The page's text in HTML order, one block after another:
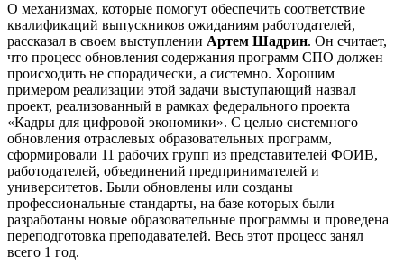
О механизмах, которые помогут обеспечить соответствие
квалификаций выпускников ожиданиям работодателей,
рассказал в своем выступлении Артем Шадрин. Он считает,
что процесс обновления содержания программ СПО должен
происходить не спорадически, а системно. Хорошим
примером реализации этой задачи выступающий назвал
проект, реализованный в рамках федерального проекта
«Кадры для цифровой экономики». С целью системного
обновления отраслевых образовательных программ,
сформировали 11 рабочих групп из представителей ФОИВ,
работодателей, объединений предпринимателей и
университетов. Были обновлены или созданы
профессиональные стандарты, на базе которых были
разработаны новые образовательные программы и проведена
переподготовка преподавателей. Весь этот процесс занял
всего 1 год.